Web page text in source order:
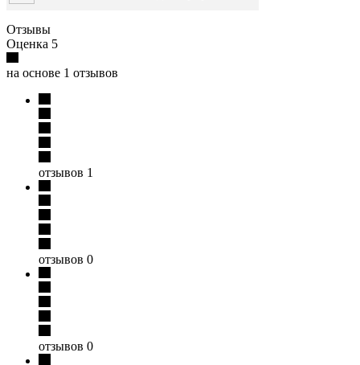
Отзывы
Оценка 5
на основе 1 отзывов
отзывов 1
отзывов 0
отзывов 0